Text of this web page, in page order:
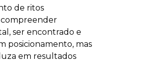
de ritos
compreender
ser encontrado e
posicionamento, mas
em resultados